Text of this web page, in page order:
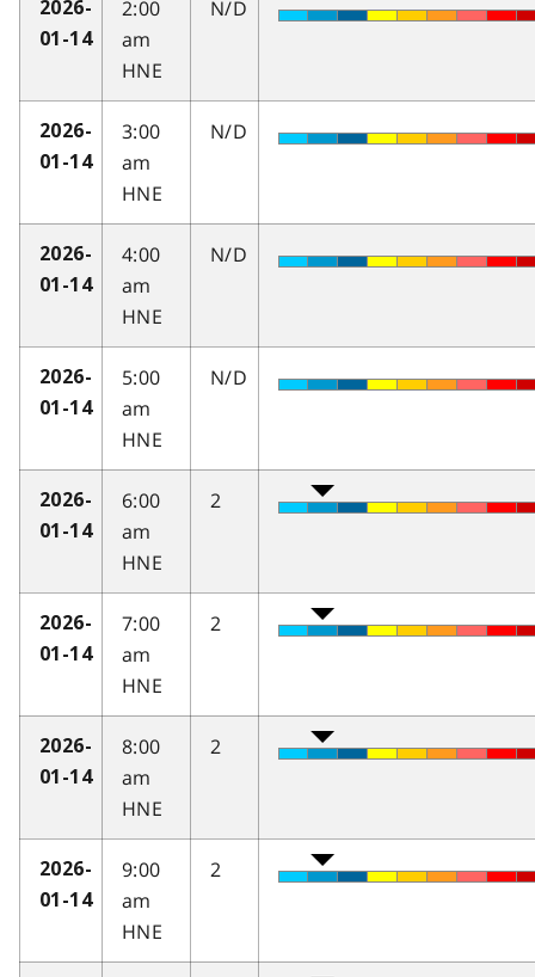
2026-
01-14
2:00
am
HNE
N/D
2026-
01-14
3:00
am
HNE
N/D
2026-
01-14
4:00
am
HNE
N/D
2026-
01-14
5:00
am
HNE
N/D
2026-
01-14
6:00
am
HNE
2
2026-
01-14
7:00
am
HNE
2
2026-
01-14
8:00
am
HNE
2
2026-
01-14
9:00
am
HNE
2